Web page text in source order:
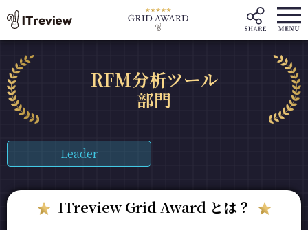
RFM分析ツール
部門
Leader
ITreview Grid Award とは？